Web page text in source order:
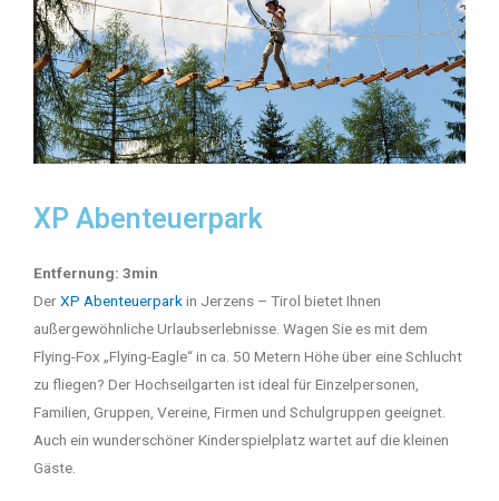
XP Abenteuerpark
Entfernung: 3min
DerXP Abenteuerparkin Jerzens – Tirol bietet Ihnen
außergewöhnliche Urlaubserlebnisse. Wagen Sie es mit dem
Flying-Fox „Flying-Eagle“ in ca. 50 Metern Höhe über eine Schlucht
zu fliegen? Der Hochseilgarten ist ideal für Einzelpersonen,
Familien, Gruppen, Vereine, Firmen und Schulgruppen geeignet.
Auch ein wunderschöner Kinderspielplatz wartet auf die kleinen
Gäste.